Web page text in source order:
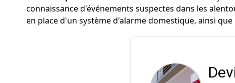
connaissance d'événements suspectes dans les
en place d'un système d'alarme domestique, ainsi